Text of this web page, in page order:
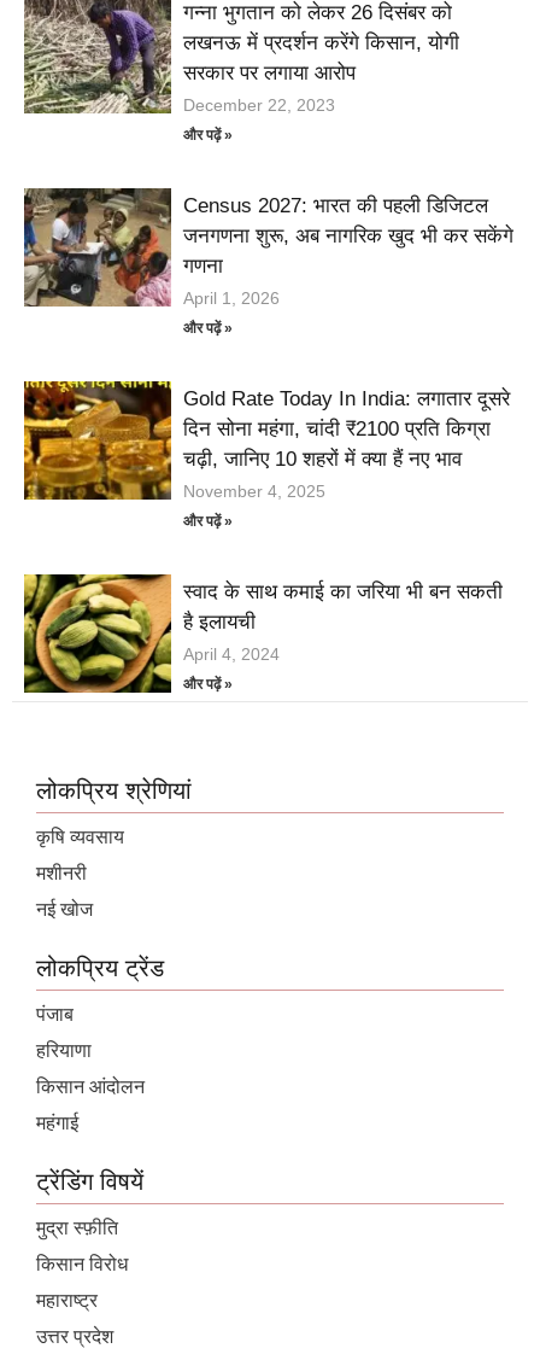
गन्ना भुगतान को लेकर 26 दिसंबर को
लखनऊ में प्रदर्शन करेंगे किसान, योगी
सरकार पर लगाया आरोप
December 22, 2023
और पढ़ें »
Census 2027: भारत की पहली डिजिटल
जनगणना शुरू, अब नागरिक खुद भी कर सकेंगे
गणना
April 1, 2026
और पढ़ें »
Gold Rate Today In India: लगातार दूसरे
दिन सोना महंगा, चांदी ₹2100 प्रति किग्रा
चढ़ी, जानिए 10 शहरों में क्या हैं नए भाव
November 4, 2025
और पढ़ें »
स्वाद के साथ कमाई का जरिया भी बन सकती
है इलायची
April 4, 2024
और पढ़ें »
लोकप्रिय श्रेणियां
कृषि व्यवसाय
मशीनरी
नई खोज
लोकप्रिय ट्रेंड
पंजाब
हरियाणा
किसान आंदोलन
महंगाई
ट्रेंडिंग विषयें
मुद्रा स्फ़ीति
किसान विरोध
महाराष्ट्र
उत्तर प्रदेश